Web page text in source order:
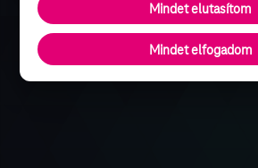
Mindet elutasítom
Mindet elfogadom